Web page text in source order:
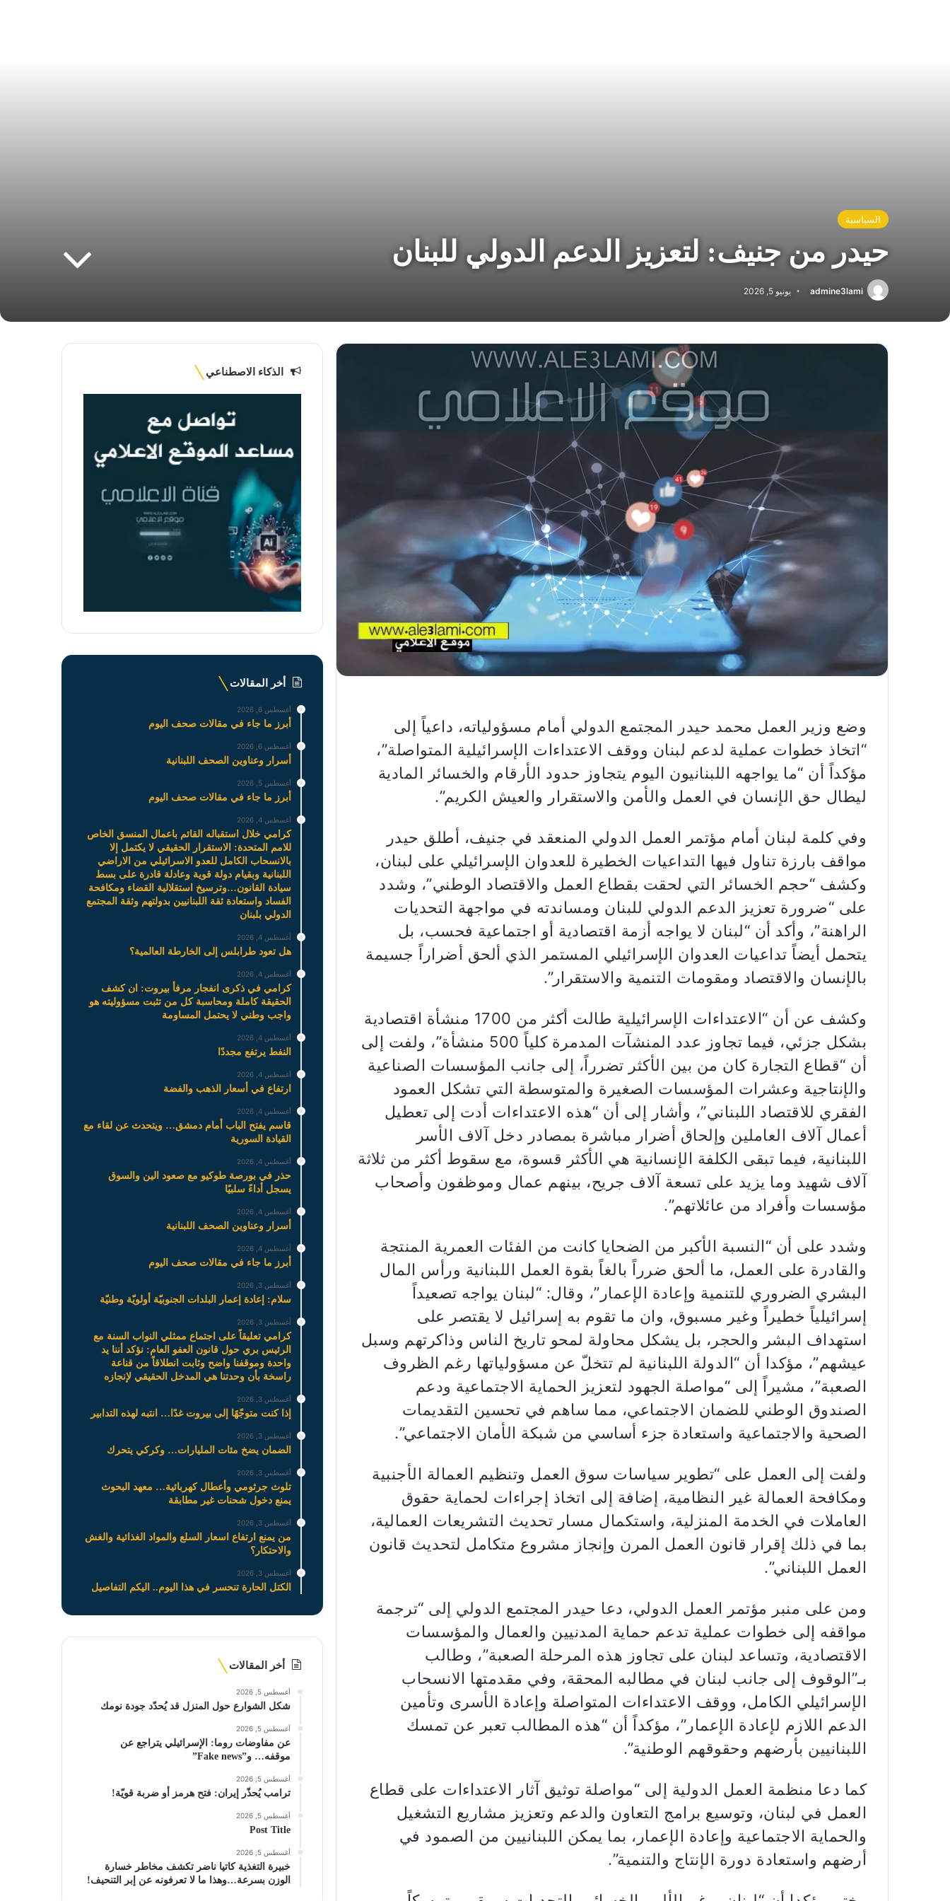
السياسية
حيدر من جنيف: لتعزيز الدعم الدولي للبنان
admine3lami يونيو 5, 2026
وضع وزير العمل محمد حيدر المجتمع الدولي أمام مسؤولياته، داعياً إلى
“اتخاذ خطوات عملية لدعم لبنان ووقف الاعتداءات الإسرائيلية المتواصلة”،
مؤكداً أن “ما يواجهه اللبنانيون اليوم يتجاوز حدود الأرقام والخسائر المادية
ليطال حق الإنسان في العمل والأمن والاستقرار والعيش الكريم”.
وفي كلمة لبنان أمام مؤتمر العمل الدولي المنعقد في جنيف، أطلق حيدر
مواقف بارزة تناول فيها التداعيات الخطيرة للعدوان الإسرائيلي على لبنان،
وكشف “حجم الخسائر التي لحقت بقطاع العمل والاقتصاد الوطني”، وشدد
على “ضرورة تعزيز الدعم الدولي للبنان ومساندته في مواجهة التحديات
الراهنة”، وأكد أن “لبنان لا يواجه أزمة اقتصادية أو اجتماعية فحسب، بل
يتحمل أيضاً تداعيات العدوان الإسرائيلي المستمر الذي ألحق أضراراً جسيمة
بالإنسان والاقتصاد ومقومات التنمية والاستقرار”.
وكشف عن أن “الاعتداءات الإسرائيلية طالت أكثر من 1700 منشأة اقتصادية
بشكل جزئي، فيما تجاوز عدد المنشآت المدمرة كلياً 500 منشأة”، ولفت إلى
أن “قطاع التجارة كان من بين الأكثر تضرراً، إلى جانب المؤسسات الصناعية
والإنتاجية وعشرات المؤسسات الصغيرة والمتوسطة التي تشكل العمود
الفقري للاقتصاد اللبناني”، وأشار إلى أن “هذه الاعتداءات أدت إلى تعطيل
أعمال آلاف العاملين وإلحاق أضرار مباشرة بمصادر دخل آلاف الأسر
اللبنانية، فيما تبقى الكلفة الإنسانية هي الأكثر قسوة، مع سقوط أكثر من ثلاثة
آلاف شهيد وما يزيد على تسعة آلاف جريح، بينهم عمال وموظفون وأصحاب
مؤسسات وأفراد من عائلاتهم”.
وشدد على أن “النسبة الأكبر من الضحايا كانت من الفئات العمرية المنتجة
والقادرة على العمل، ما ألحق ضرراً بالغاً بقوة العمل اللبنانية ورأس المال
البشري الضروري للتنمية وإعادة الإعمار”، وقال: “لبنان يواجه تصعيداً
إسرائيلياً خطيراً وغير مسبوق، وان ما تقوم به إسرائيل لا يقتصر على
استهداف البشر والحجر، بل يشكل محاولة لمحو تاريخ الناس وذاكرتهم وسبل
عيشهم”، مؤكدا أن “الدولة اللبنانية لم تتخلّ عن مسؤولياتها رغم الظروف
الصعبة”، مشيراً إلى “مواصلة الجهود لتعزيز الحماية الاجتماعية ودعم
الصندوق الوطني للضمان الاجتماعي، مما ساهم في تحسين التقديمات
الصحية والاجتماعية واستعادة جزء أساسي من شبكة الأمان الاجتماعي”.
ولفت إلى العمل على “تطوير سياسات سوق العمل وتنظيم العمالة الأجنبية
ومكافحة العمالة غير النظامية، إضافة إلى اتخاذ إجراءات لحماية حقوق
العاملات في الخدمة المنزلية، واستكمال مسار تحديث التشريعات العمالية،
بما في ذلك إقرار قانون العمل المرن وإنجاز مشروع متكامل لتحديث قانون
العمل اللبناني”.
ومن على منبر مؤتمر العمل الدولي، دعا حيدر المجتمع الدولي إلى “ترجمة
مواقفه إلى خطوات عملية تدعم حماية المدنيين والعمال والمؤسسات
الاقتصادية، وتساعد لبنان على تجاوز هذه المرحلة الصعبة”، وطالب
بـ”الوقوف إلى جانب لبنان في مطالبه المحقة، وفي مقدمتها الانسحاب
الإسرائيلي الكامل، ووقف الاعتداءات المتواصلة وإعادة الأسرى وتأمين
الدعم اللازم لإعادة الإعمار”، مؤكداً أن “هذه المطالب تعبر عن تمسك
اللبنانيين بأرضهم وحقوقهم الوطنية”.
كما دعا منظمة العمل الدولية إلى “مواصلة توثيق آثار الاعتداءات على قطاع
العمل في لبنان، وتوسيع برامج التعاون والدعم وتعزيز مشاريع التشغيل
والحماية الاجتماعية وإعادة الإعمار، بما يمكن اللبنانيين من الصمود في
أرضهم واستعادة دورة الإنتاج والتنمية”.
الذكاء الاصطناعي
أخر المقالات
أغسطس 6, 2026
أبرز ما جاء في مقالات صحف اليوم
أغسطس 6, 2026
أسرار وعناوين الصحف اللبنانية
أغسطس 5, 2026
أبرز ما جاء في مقالات صحف اليوم
أغسطس 4, 2026
كرامي خلال استقباله القائم باعمال المنسق الخاص
للامم المتحدة: الاستقرار الحقيقي لا يكتمل إلا
بالانسحاب الكامل للعدو الاسرائيلي من الاراضي
اللبنانية وبقيام دولة قوية وعادلة قادرة على بسط
سيادة القانون…وترسيخ استقلالية القضاء ومكافحة
الفساد واستعادة ثقة اللبنانيين بدولتهم وثقة المجتمع
الدولي بلبنان
أغسطس 4, 2026
هل تعود طرابلس إلى الخارطة العالمية؟
أغسطس 4, 2026
كرامي في ذكرى انفجار مرفأ بيروت: ان كشف
الحقيقة كاملة ومحاسبة كل من تثبت مسؤوليته هو
واجب وطني لا يحتمل المساومة
أغسطس 4, 2026
النفط يرتفع مجددًا
أغسطس 4, 2026
ارتفاع في أسعار الذهب والفضة
أغسطس 4, 2026
قاسم يفتح الباب أمام دمشق… ويتحدث عن لقاء مع
القيادة السورية
أغسطس 4, 2026
حذر في بورصة طوكيو مع صعود الين والسوق
يسجل أداءً سلبيًا
أغسطس 4, 2026
أسرار وعناوين الصحف اللبنانية
أغسطس 4, 2026
أبرز ما جاء في مقالات صحف اليوم
أغسطس 3, 2026
سلام: إعادة إعمار البلدات الجنوبيّة أولويّة وطنيّة
أغسطس 3, 2026
كرامي تعليقاً على اجتماع ممثلي النواب السنة مع
الرئيس بري حول قانون العفو العام: نؤكد أننا يد
واحدة وموقفنا واضح وثابت انطلاقاً من قناعة
راسخة بأن وحدتنا هي المدخل الحقيقي لإنجازه
أغسطس 3, 2026
إذا كنت متوجّهًا إلى بيروت غدًا… انتبه لهذه التدابير
أغسطس 3, 2026
الضمان يضخ مئات المليارات… وكركي يتحرك
أغسطس 3, 2026
تلوث جرثومي وأعطال كهربائية… معهد البحوث
يمنع دخول شحنات غير مطابقة
أغسطس 3, 2026
من يمنع ارتفاع اسعار السلع والمواد الغذائية والغش
والاحتكار؟
أغسطس 3, 2026
الكتل الحارة تنحسر في هذا اليوم.. اليكم التفاصيل
أخر المقالات
أغسطس 5, 2026
شكل الشوارع حول المنزل قد يُحدّد جودة نومك
أغسطس 5, 2026
عن مفاوضات روما: الإسرائيلي يتراجع عن
موقفه… و”Fake news”
أغسطس 5, 2026
ترامب يُحذّر إيران: فتح هرمز أو ضربة قويّة!
أغسطس 5, 2026
Post Title
أغسطس 5, 2026
خبيرة التغذية كاتيا ناضر تكشف مخاطر خسارة
الوزن بسرعة…وهذا ما لا تعرفونه عن إبر التنحيف!